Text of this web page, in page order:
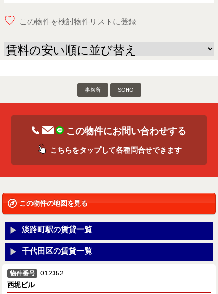
♡ この物件を検討物件リストに登録
事務所 SOHO
この物件にお問い合わせする
こちらをタップして各種問合せできます
この物件の地図を見る
淡路町駅の賃貸一覧
千代田区の賃貸一覧
物件番号
012352
西堀ビル